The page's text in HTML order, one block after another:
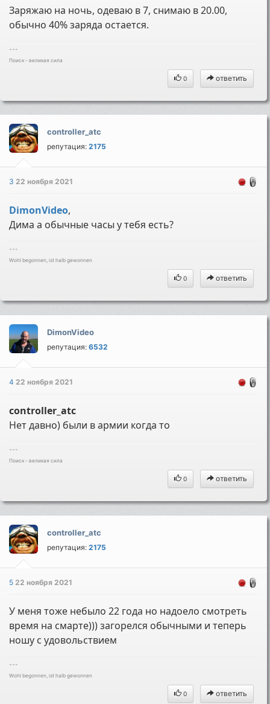
Заряжаю на ночь, одеваю в 7, снимаю в 20.00,
обычно 40% заряда остается.
---
Поиск - великая сила
0 ответить
controller_atc
репутация:2175
322 ноября 2021
DimonVideo,
Дима а обычные часы у тебя есть?
---
Wohl begonnen, ist halb gewonnen
0 ответить
DimonVideo
репутация:6532
422 ноября 2021
controller_atc
Нет давно) были в армии когда то
---
Поиск - великая сила
0 ответить
controller_atc
репутация:2175
522 ноября 2021
У меня тоже небыло 22 года но надоело смотреть
время на смарте))) загорелся обычными и теперь
ношу с удовольствием
---
Wohl begonnen, ist halb gewonnen
0 ответить